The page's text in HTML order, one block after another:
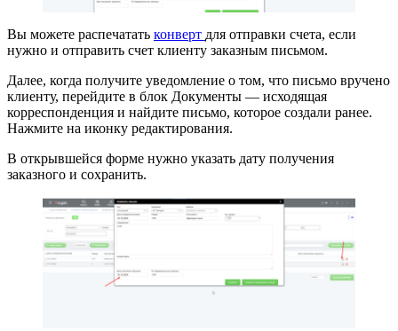
Вы можете распечатать конверт для отправки счета, если
нужно и отправить счет клиенту заказным письмом.
Далее, когда получите уведомление о том, что письмо вручено
клиенту, перейдите в блок Документы — исходящая
корреспонденция и найдите письмо, которое создали ранее.
Нажмите на иконку редактирования.
В открывшейся форме нужно указать дату получения
заказного и сохранить.